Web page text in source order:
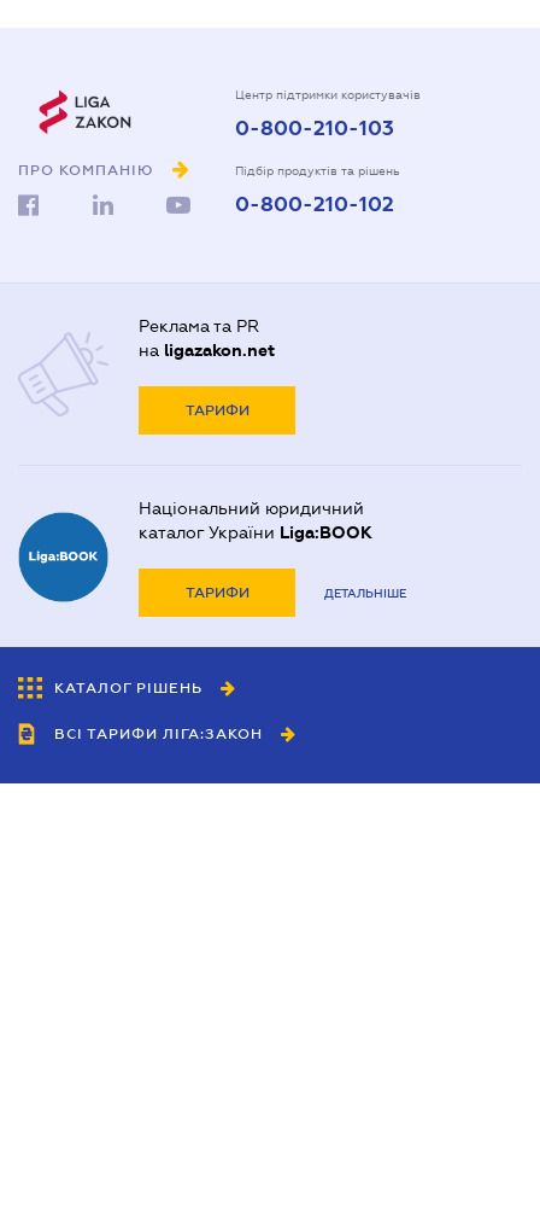
ПРО КОМПАНІЮ
Центр підтримки користувачів
0-800-210-103
Підбір продуктів та рішень
0-800-210-102
Реклама та PR
на ligazakon.net
ТАРИФИ
Національний юридичний
каталог України Liga:BOOK
ТАРИФИ ДЕТАЛЬНІШЕ
КАТАЛОГ РІШЕНЬ
ВСІ ТАРИФИ ЛІГА:ЗАКОН